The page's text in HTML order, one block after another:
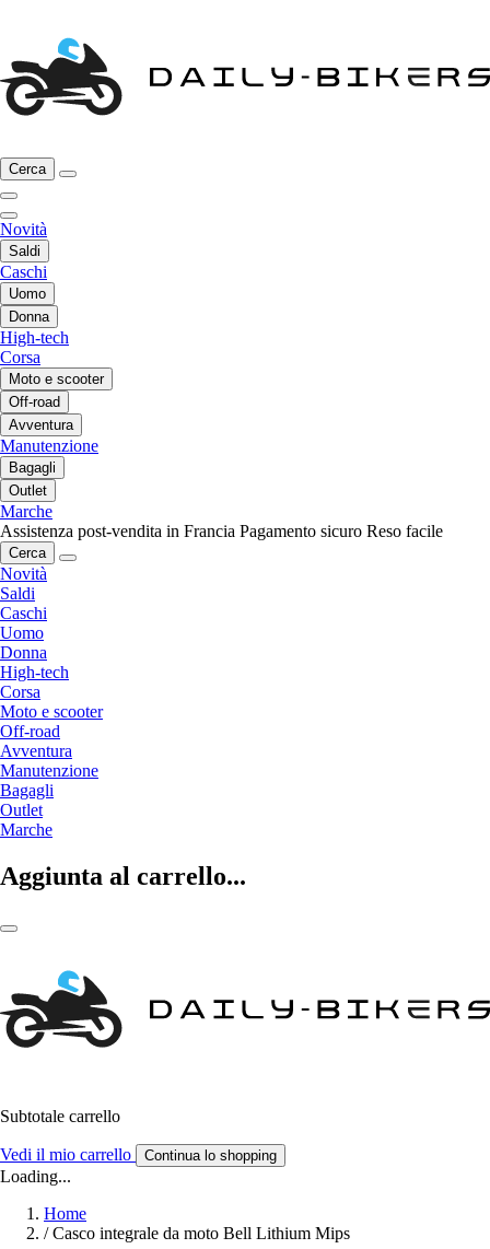
Cerca
Novità
Saldi
Caschi
Uomo
Donna
High-tech
Corsa
Moto e scooter
Off-road
Avventura
Manutenzione
Bagagli
Outlet
Marche
Assistenza post-vendita in Francia Pagamento sicuro Reso facile
Cerca
Novità
Saldi
Caschi
Uomo
Donna
High-tech
Corsa
Moto e scooter
Off-road
Avventura
Manutenzione
Bagagli
Outlet
Marche
Aggiunta al carrello...
Subtotale carrello
Vedi il mio carrello Continua lo shopping
Loading...
Home
/ Casco integrale da moto Bell Lithium Mips